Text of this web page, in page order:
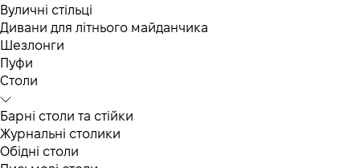
Вуличні стільці
Дивани для літнього майданчика
Шезлонги
Пуфи
Столи
Барні столи та стійки
Журнальні столики
Обідні столи